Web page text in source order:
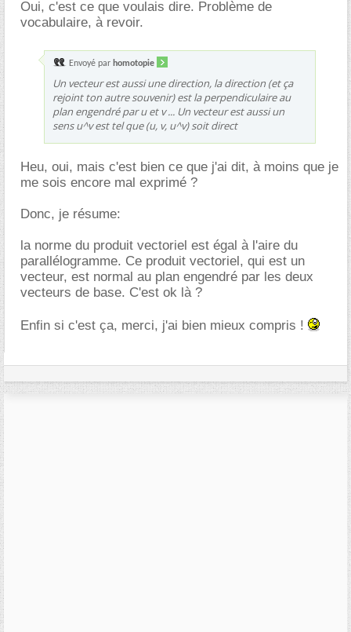
Oui, c'est ce que voulais dire. Problème de
vocabulaire, à revoir.
Envoyé par homotopie
Un vecteur est aussi une direction, la direction (et ça
rejoint ton autre souvenir) est la perpendiculaire au
plan engendré par u et v ... Un vecteur est aussi un
sens u^v est tel que (u, v, u^v) soit direct
Heu, oui, mais c'est bien ce que j'ai dit, à moins que je
me sois encore mal exprimé ?
Donc, je résume:
la norme du produit vectoriel est égal à l'aire du
parallélogramme. Ce produit vectoriel, qui est un
vecteur, est normal au plan engendré par les deux
vecteurs de base. C'est ok là ?
Enfin si c'est ça, merci, j'ai bien mieux compris !